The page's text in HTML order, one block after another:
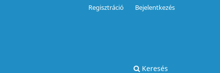
Keresés
Regisztráció Bejelentkezés